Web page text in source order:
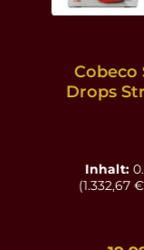
Cobeco
Drops
Inhalt:
(1.332,67